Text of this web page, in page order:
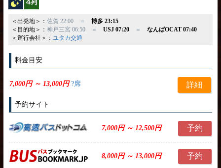
＜出発地＞： 佐賀 22:00 ＝ 博多 23:15
＜目的地＞： 神戸三宮 06:50 ＝ USJ 07:20＝ なんばOCAT 07:40
＜運行会社＞： ユタカ交通
料金目安
7,000円 ～ 13,000円?席 詳細
予約サイト
7,000円 ～ 12,500円 予約
8,000円 ～ 13,000円 予約